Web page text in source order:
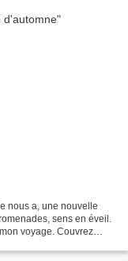
nous a, une nouvelle
sens en éveil.
voyage. Couvrez